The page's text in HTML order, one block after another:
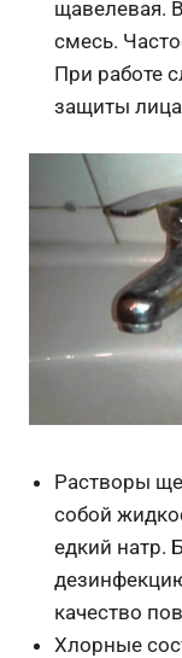
щавелевая.
смесь.
При работе
защиты лица
Растворы
собой
едкий натр.
качество
Хлорные